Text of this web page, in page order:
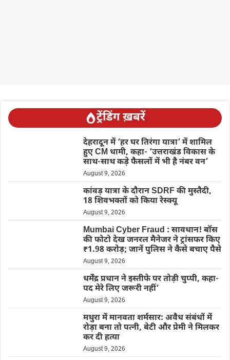
ट्रेंडिंग ख़बरें
देहरादून में ‘हर घर तिरंगा यात्रा’ में शामिल
हुए CM धामी, कहा- ‘उत्तराखंड विकास के
साथ-साथ कड़े फैसलों में भी है नंबर वन’
August 9, 2026
कांवड़ यात्रा के दौरान SDRF की मुस्तैदी,
18 शिवभक्तों को किया रेस्क्यू
August 9, 2026
Mumbai Cyber Fraud : सावधान! बॉस
की फोटो देख जनरल मैनेजर ने ट्रांसफर किए
₹1.98 करोड़; जानें पुलिस ने कैसे बचाए पैसे
August 9, 2026
धर्मेंद्र प्रधान ने इस्तीफे पर तोड़ी चुप्पी, कहा-
पद मेरे लिए जरूरी नहीं’
August 9, 2026
मथुरा में मानवता शर्मसार: अवैध संबंधों में
रोड़ा बना तो पत्नी, बेटी और प्रेमी ने मिलकर
कर दी हत्या
August 9, 2026